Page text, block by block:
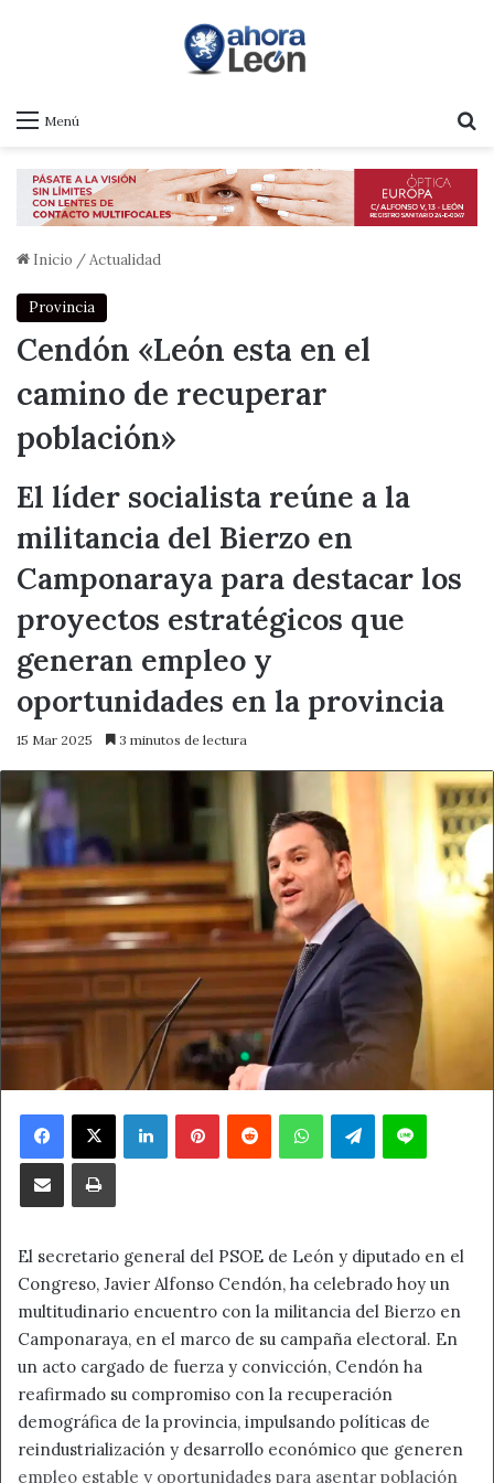
Menú
Inicio /Actualidad
Provincia
Cendón «León esta en el
camino de recuperar
población»
El líder socialista reúne a la
militancia del Bierzo en
Camponaraya para destacar los
proyectos estratégicos que
generan empleo y
oportunidades en la provincia
15 Mar 2025 3 minutos de lectura
Facebook
X LinkedInPinterestReddit WhatsAppTelegramLine
Compartir por correo electrónicoImprimir
El secretario general del PSOE de León y diputado en el
Congreso, Javier Alfonso Cendón, ha celebrado hoy un
multitudinario encuentro con la militancia del Bierzo en
Camponaraya, en el marco de su campaña electoral. En
un acto cargado de fuerza y convicción, Cendón ha
reafirmado su compromiso con la recuperación
demográfica de la provincia, impulsando políticas de
reindustrialización y desarrollo económico que generen
empleo estable y oportunidades para asentar población